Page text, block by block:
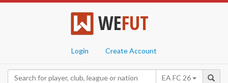
WEFUT
Login Create Account
EA FC 26